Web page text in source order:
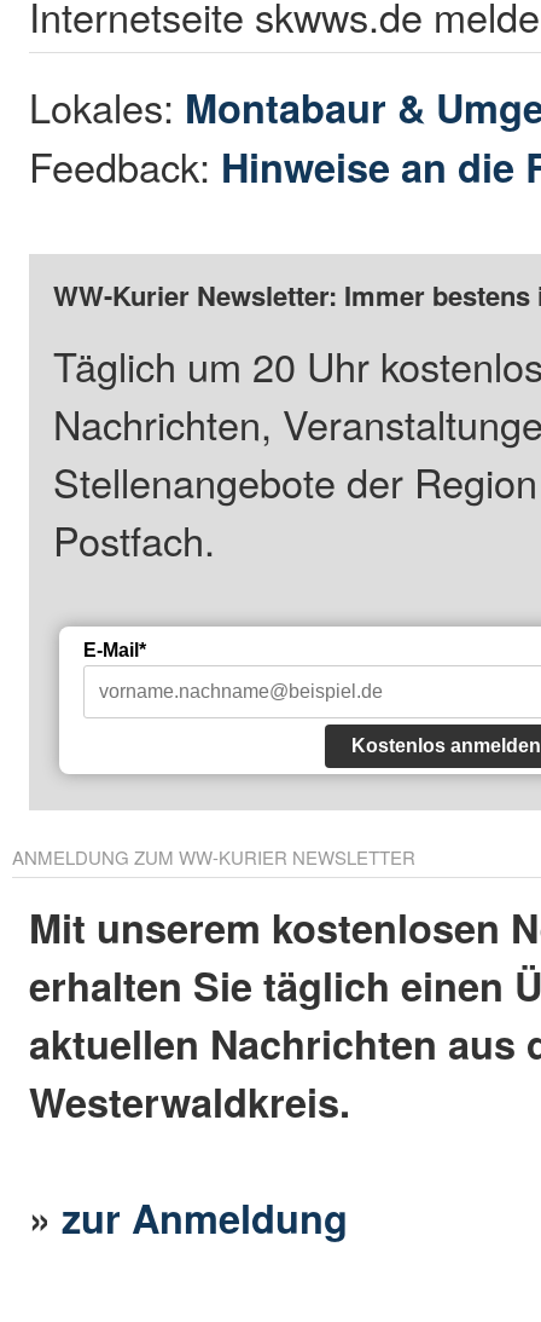
Internetseite skwws.de
Lokales: Montabaur &
Feedback: Hinweise an die
WW-Kurier Newsletter: Immer
Täglich um 20 Uhr
Nachrichten,
Stellenangebote der
Postfach.
E-Mail*
Kostenlos anmelden
ANMELDUNG ZUM WW-KURIER NEWSLETTER
Mit unserem kostenlosen
erhalten Sie täglich einen
aktuellen Nachrichten aus
Westerwaldkreis.
»zur Anmeldung